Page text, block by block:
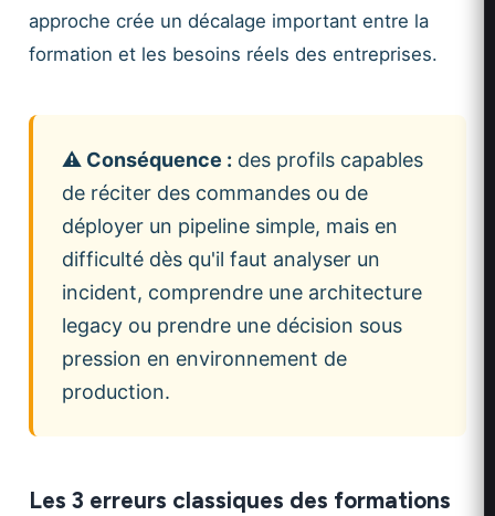
approche crée un décalage important entre la
formation et les besoins réels des entreprises.
⚠️ Conséquence : des profils capables
de réciter des commandes ou de
déployer un pipeline simple, mais en
difficulté dès qu'il faut analyser un
incident, comprendre une architecture
legacy ou prendre une décision sous
pression en environnement de
production.
Les 3 erreurs classiques des formations